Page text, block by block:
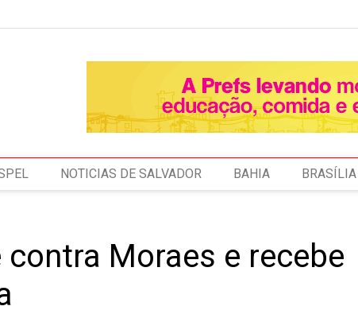
NOTICIAS DE SALVADOR BAHIA BRASÍLIA
Moraes e recebe